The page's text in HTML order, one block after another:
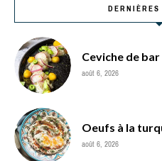
Ceviche de
août 6, 2026
Oeufs à la
août 6, 2026